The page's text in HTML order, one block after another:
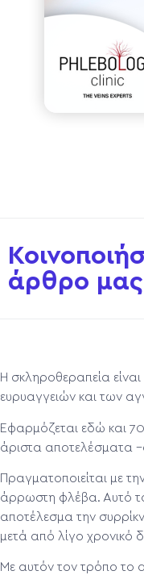
άρθρο
H σκληροθεραπεία
ευρυαγγειών και των
Εφαρμόζεται εδώ και
άριστα αποτελέσματα
Πραγματοποιείται με
άρρωστη φλέβα. Αυτό
αποτέλεσμα την
μετά από λίγο χρονικό
Με αυτόν τον τρόπο το